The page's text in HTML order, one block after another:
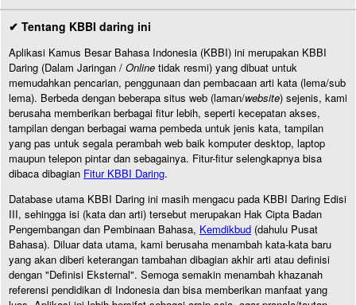
✔ Tentang KBBI daring ini
Aplikasi Kamus Besar Bahasa Indonesia (KBBI) ini merupakan KBBI
Daring (Dalam Jaringan / Online tidak resmi) yang dibuat untuk
memudahkan pencarian, penggunaan dan pembacaan arti kata (lema/sub
lema). Berbeda dengan beberapa situs web (laman/website) sejenis, kami
berusaha memberikan berbagai fitur lebih, seperti kecepatan akses,
tampilan dengan berbagai warna pembeda untuk jenis kata, tampilan
yang pas untuk segala perambah web baik komputer desktop, laptop
maupun telepon pintar dan sebagainya. Fitur-fitur selengkapnya bisa
dibaca dibagian Fitur KBBI Daring.
Database utama KBBI Daring ini masih mengacu pada KBBI Daring Edisi
III, sehingga isi (kata dan arti) tersebut merupakan Hak Cipta Badan
Pengembangan dan Pembinaan Bahasa, Kemdikbud (dahulu Pusat
Bahasa). Diluar data utama, kami berusaha menambah kata-kata baru
yang akan diberi keterangan tambahan dibagian akhir arti atau definisi
dengan "Definisi Eksternal". Semoga semakin menambah khazanah
referensi pendidikan di Indonesia dan bisa memberikan manfaat yang